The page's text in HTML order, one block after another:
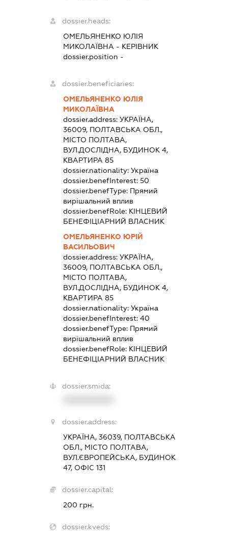
dossier.heads:
ОМЕЛЬЯНЕНКО ЮЛІЯ
МИКОЛАЇВНА - КЕРІВНИК
dossier.position -
dossier.beneficiaries:
ОМЕЛЬЯНЕНКО ЮЛІЯ
МИКОЛАЇВНА
dossier.address: УКРАЇНА,
36009, ПОЛТАВСЬКА ОБЛ.,
МІСТО ПОЛТАВА,
ВУЛ.ДОСЛІДНА, БУДИНОК 4,
КВАРТИРА 85
dossier.nationality: Україна
dossier.benefInterest: 50
dossier.benefType: Прямий
вирішальний вплив
dossier.benefRole: КІНЦЕВИЙ
БЕНЕФІЦІАРНИЙ ВЛАСНИК
ОМЕЛЬЯНЕНКО ЮРІЙ
ВАСИЛЬОВИЧ
dossier.address: УКРАЇНА,
36009, ПОЛТАВСЬКА ОБЛ.,
МІСТО ПОЛТАВА,
ВУЛ.ДОСЛІДНА, БУДИНОК 4,
КВАРТИРА 85
dossier.nationality: Україна
dossier.benefInterest: 40
dossier.benefType: Прямий
вирішальний вплив
dossier.benefRole: КІНЦЕВИЙ
БЕНЕФІЦІАРНИЙ ВЛАСНИК
dossier.smida:
dossier.address:
УКРАЇНА, 36039, ПОЛТАВСЬКА
ОБЛ., МІСТО ПОЛТАВА,
ВУЛ.ЄВРОПЕЙСЬКА, БУДИНОК
47, ОФІС 131
dossier.capital:
200 грн.
dossier.kveds: